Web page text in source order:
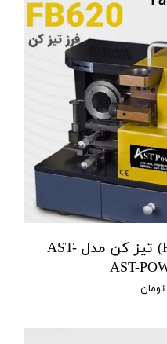
دستگاه فرز بال نویز (سر R) تیز کن مدل AST-